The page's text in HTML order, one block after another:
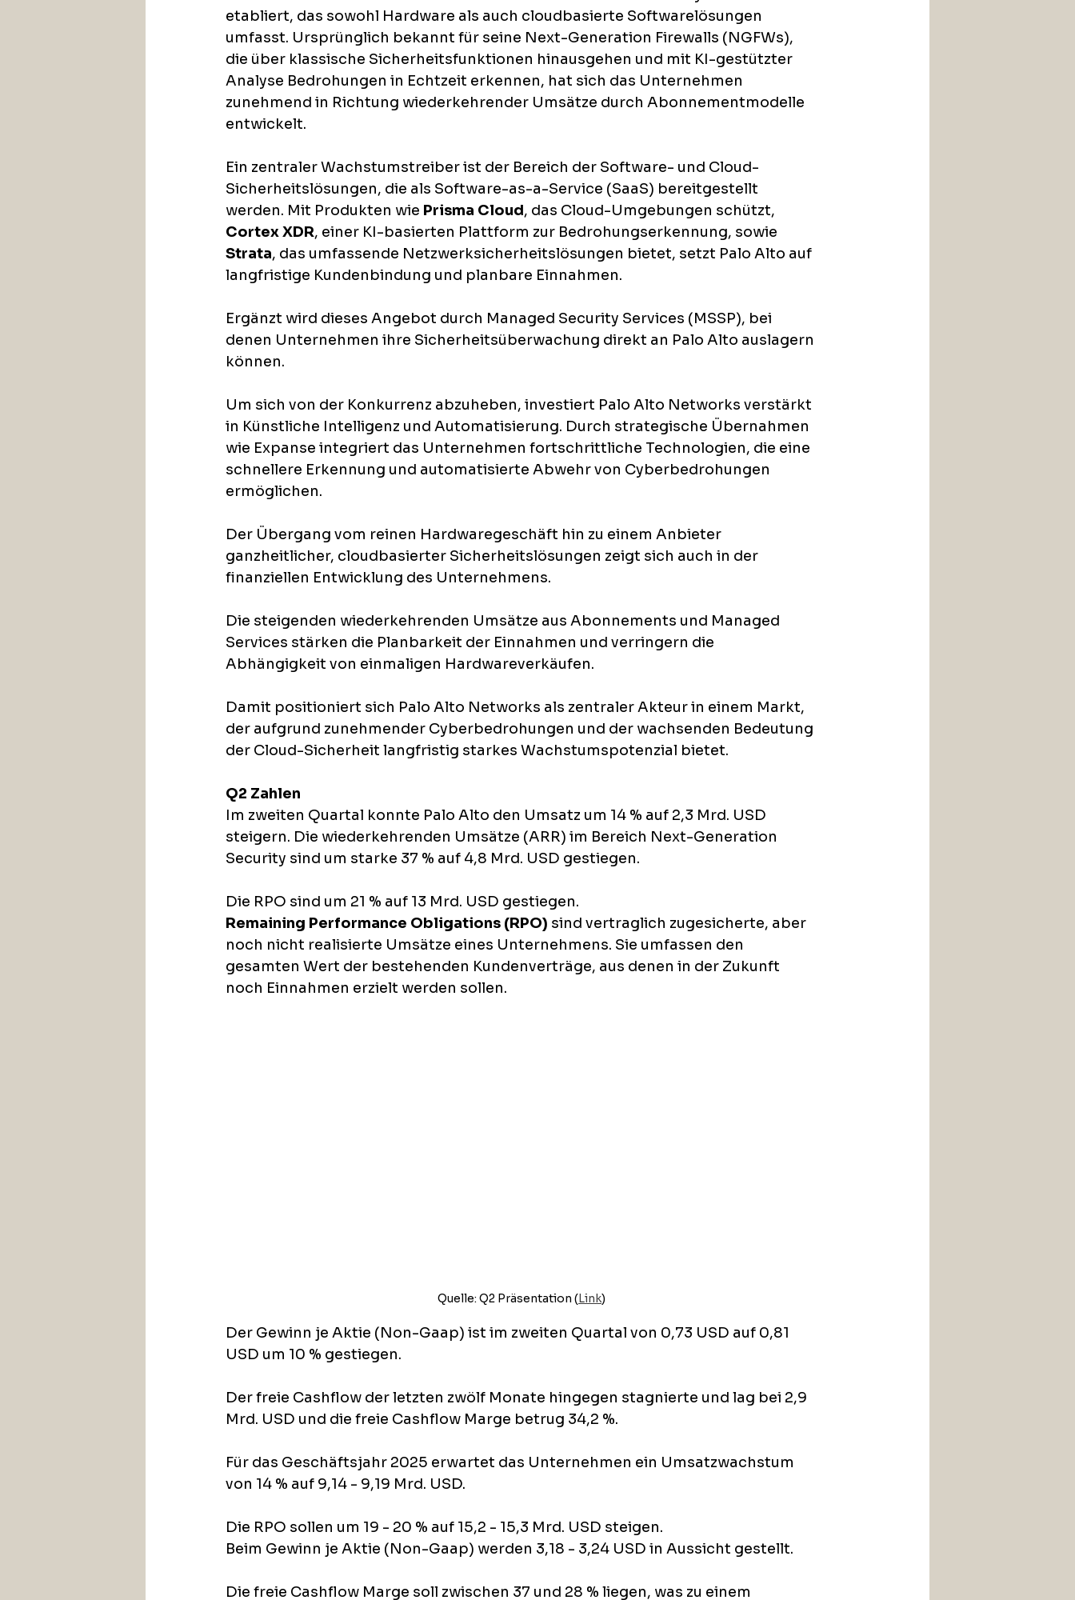
etabliert, das sowohl Hardware als auch cloudbasierte Softwarelösungen
umfasst. Ursprünglich bekannt für seine Next-Generation Firewalls (NGFWs),
die über klassische Sicherheitsfunktionen hinausgehen und mit KI-gestützter
Analyse Bedrohungen in Echtzeit erkennen, hat sich das Unternehmen
zunehmend in Richtung wiederkehrender Umsätze durch Abonnementmodelle
entwickelt.
Ein zentraler Wachstumstreiber ist der Bereich der Software- und Cloud-
Sicherheitslösungen, die als Software-as-a-Service (SaaS) bereitgestellt
werden. Mit Produkten wie Prisma Cloud, das Cloud-Umgebungen schützt,
Cortex XDR, einer KI-basierten Plattform zur Bedrohungserkennung, sowie
Strata, das umfassende Netzwerksicherheitslösungen bietet, setzt Palo Alto auf
langfristige Kundenbindung und planbare Einnahmen.
Ergänzt wird dieses Angebot durch Managed Security Services (MSSP), bei
denen Unternehmen ihre Sicherheitsüberwachung direkt an Palo Alto auslagern
können.
Um sich von der Konkurrenz abzuheben, investiert Palo Alto Networks verstärkt
in Künstliche Intelligenz und Automatisierung. Durch strategische Übernahmen
wie Expanse integriert das Unternehmen fortschrittliche Technologien, die eine
schnellere Erkennung und automatisierte Abwehr von Cyberbedrohungen
ermöglichen.
Der Übergang vom reinen Hardwaregeschäft hin zu einem Anbieter
ganzheitlicher, cloudbasierter Sicherheitslösungen zeigt sich auch in der
finanziellen Entwicklung des Unternehmens.
Die steigenden wiederkehrenden Umsätze aus Abonnements und Managed
Services stärken die Planbarkeit der Einnahmen und verringern die
Abhängigkeit von einmaligen Hardwareverkäufen.
Damit positioniert sich Palo Alto Networks als zentraler Akteur in einem Markt,
der aufgrund zunehmender Cyberbedrohungen und der wachsenden Bedeutung
der Cloud-Sicherheit langfristig starkes Wachstumspotenzial bietet.
Q2 Zahlen
Im zweiten Quartal konnte Palo Alto den Umsatz um 14 % auf 2,3 Mrd. USD
steigern. Die wiederkehrenden Umsätze (ARR) im Bereich Next-Generation
Security sind um starke 37 % auf 4,8 Mrd. USD gestiegen.
Die RPO sind um 21 % auf 13 Mrd. USD gestiegen.
Remaining Performance Obligations (RPO) sind vertraglich zugesicherte, aber
noch nicht realisierte Umsätze eines Unternehmens. Sie umfassen den
gesamten Wert der bestehenden Kundenverträge, aus denen in der Zukunft
noch Einnahmen erzielt werden sollen.
Quelle: Q2 Präsentation (Link)
Der Gewinn je Aktie (Non-Gaap) ist im zweiten Quartal von 0,73 USD auf 0,81
USD um 10 % gestiegen.
Der freie Cashflow der letzten zwölf Monate hingegen stagnierte und lag bei 2,9
Mrd. USD und die freie Cashflow Marge betrug 34,2 %.
Für das Geschäftsjahr 2025 erwartet das Unternehmen ein Umsatzwachstum
von 14 % auf 9,14 - 9,19 Mrd. USD.
Die RPO sollen um 19 - 20 % auf 15,2 - 15,3 Mrd. USD steigen.
Beim Gewinn je Aktie (Non-Gaap) werden 3,18 - 3,24 USD in Aussicht gestellt.
Die freie Cashflow Marge soll zwischen 37 und 28 % liegen, was zu einem